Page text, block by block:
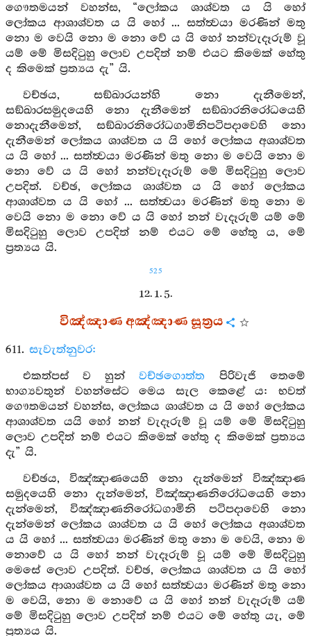
ගෞතමයන් වහන්ස, “ලෝකය ශාශ්වත ය යි හෝ
ලෝකය ආශාශ්වත ය යි හෝ ... සත්ත්‍වයා මරණින් මතු
නො ම වෙයි නො ම නො වේ ය යි හෝ නන්වැදෑරුම් වූ
යම් මේ මිසදිටුහු ලොව උපදිත් නම් එයට කිමෙක් හේතු
ද කිමෙක් ප්‍රත්‍යය දැ” යි.
වච්ඡය, සඞ්ඛාරයන්හි නො දැනීමෙන්,
සඞ්ඛාරසමුදයෙහි නො දැනීමෙන් සඞ්ඛාරනිරෝධයෙහි
නොදැනීමෙන්, සඞ්ඛාරනිරෝධගාමිනිපටිපදාවෙහි නො
දැනීමෙන් ලෝකය ශාශ්වත ය යි හෝ ලෝකය අශාශ්වත
ය යි හෝ ... සත්ත්‍වයා මරණින් මතු නො ම වෙයි නො ම
නො වේ ය යි හෝ නන්වැදෑරුම් මේ මිසදිටුහු ලොව
උපදිත්. වච්ඡ, ලෝකය ශාශ්වත ය යි හෝ ලෝකය
ආශාශ්වත ය යි හෝ ... සත්ත්‍වයා මරණින් මතු නො ම
වෙයි නො ම නො වේ ය යි හෝ නන් වැදෑරුම් යම් මේ
මිසදිටුහු ලොව උපදිත් නම් එයට මේ හේතු ය, මේ
ප්‍රත්‍යය යි.
525
12. 1. 5.
විඤ්ඤාණ අඤ්ඤාණ සූත්‍රය
611. සැවැත්නුවර:
එකත්පස් ව හුන්වච්ඡගොත්ත පිරිවැජි තෙමේ
භාග්‍යවතුන් වහන්සේට මෙය සැල කෙළේ ය: භවත්
ගෞතමයන් වහන්ස, ලෝකය ශාශ්වත ය යි හෝ ලෝකය
ආශාශ්වත යයි හෝ නන් වැදෑරුම් වූ යම් මේ මිසදිටුහු
ලොව උපදිත් නම් එයට කිමෙක් හේතු ද කිමෙක් ප්‍රත්‍යය
දැ” යි.
වච්ඡය, විඤ්ඤාණයෙහි නො දැන්මෙන් විඤ්ඤාණ
සමුදයෙහි නො දැන්මෙන්, විඤ්ඤාණනිරෝධයෙහි නො
දැන්මෙන්, විඤ්ඤාණනිරෝධගාමිනි පටිපදාවෙහි නො
දැන්මෙන් ලෝකය ශාශ්වත ය යි හෝ ලෝකය අශාශ්වත
ය යි හෝ ... සත්ත්‍වයා මරණින් මතු නො ම වෙයි, නො ම
නොවේ ය යි හෝ නන් වැදෑරුම් වූ යම් මේ මිසදිටුහු
මෙසේ ලොව උපදිත්. වච්ඡ, ලෝකය ශාශ්වත ය යි හෝ
ලෝකය ආශාශ්වත ය යි හෝ සත්ත්‍වයා මරණින් මතු නො
ම වෙයි, නො ම නොවේ ය යි හෝ නන් වැදෑරුම් යම්
මේ මිසදිටුහු ලොව උපදිත් නම් එයට මේ හේතු යැ, මේ
ප්‍රත්‍යය යි.